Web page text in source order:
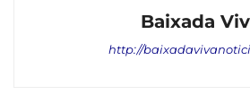
Baixada
http://